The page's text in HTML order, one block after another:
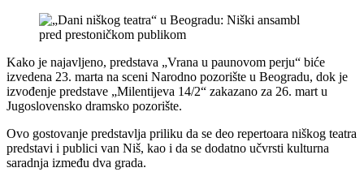
Kako je najavljeno, predstava „Vrana u paunovom perju“ biće
izvedena 23. marta na sceni Narodno pozorište u Beogradu, dok je
izvođenje predstave „Milentijeva 14/2“ zakazano za 26. mart u
Jugoslovensko dramsko pozorište.
Ovo gostovanje predstavlja priliku da se deo repertoara niškog teatra
predstavi i publici van Niš, kao i da se dodatno učvrsti kulturna
saradnja između dva grada.